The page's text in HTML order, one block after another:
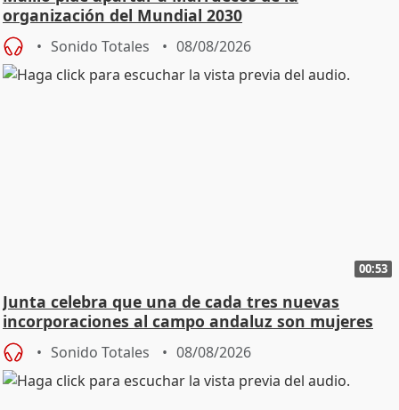
organización del Mundial 2030
Sonido Totales 08/08/2026
00:53
Junta celebra que una de cada tres nuevas
incorporaciones al campo andaluz son mujeres
jóvenes
Sonido Totales 08/08/2026